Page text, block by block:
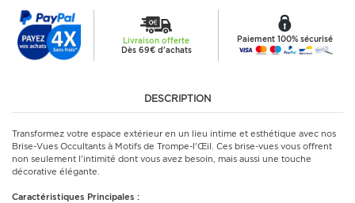
Livraison offerte
Dès 69€ d'achats
Paiement 100% sécurisé
DESCRIPTION
Transformez votre espace extérieur en un lieu intime et esthétique avec nos
Brise-Vues Occultants à Motifs de Trompe-l'Œil. Ces brise-vues vous offrent
non seulement l'intimité dont vous avez besoin, mais aussi une touche
décorative élégante.
Caractéristiques Principales :